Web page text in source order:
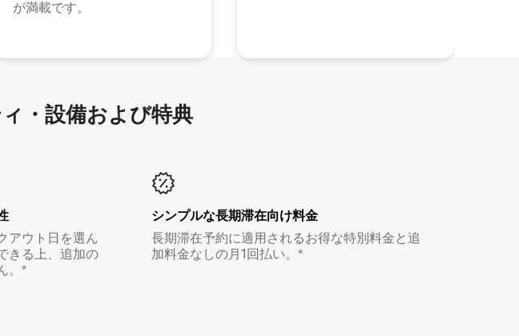
が満載です。
・設⁠備⁠および特⁠典
アウト日を選ん
きる上、追加の
。*
シンプルな長期滞在向け料金
長期滞在予約に適用されるお得な特別料金と追
加料金なしの月1回払い。*